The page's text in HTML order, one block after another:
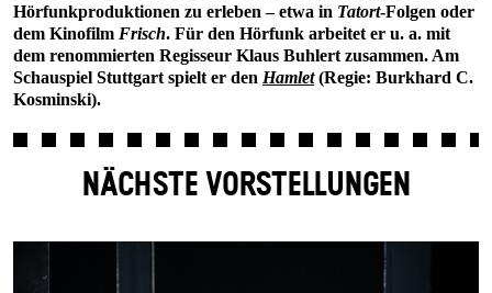
Hörfunkproduktionen zu erleben – etwa in Tatort-Folgen oder
dem Kinofilm Frisch. Für den Hörfunk arbeitet er u. a. mit
dem renommierten Regisseur Klaus Buhlert zusammen. Am
Schauspiel Stuttgart spielt er den Hamlet(Regie: Burkhard C.
Kosminski).
NÄCHSTE VORSTELLUNGEN